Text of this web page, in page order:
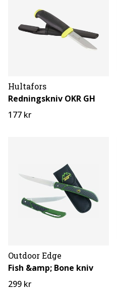
Hultafors
Redningskniv OKR GH
177 kr
Outdoor Edge
Fish &amp; Bone kniv
299 kr